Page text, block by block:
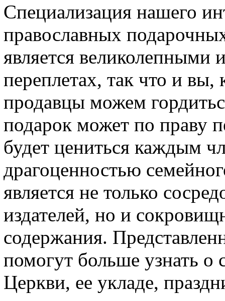
Специализация нашего
православных
является великолепными
переплетах, так что и
продавцы можем
подарок может по праву
будет цениться каждым
драгоценностью
является не только
издателей, но и
содержания.
помогут больше узнать
Церкви, ее укладе,